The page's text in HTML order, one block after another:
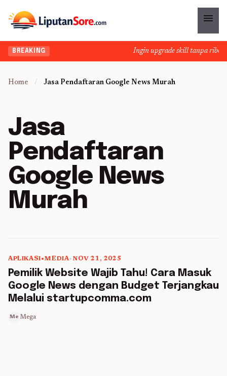
menu
BREAKING Ingin upgrade skill tanpa ribet?
Home / Jasa Pendaftaran Google News Murah
Jasa
Pendaftaran
Google News
Murah
5 min read
APLIKASI•MEDIA• NOV 21, 2025
Pemilik Website Wajib Tahu! Cara Masuk
Google News dengan Budget Terjangkau
Melalui startupcomma.com
Me Mega